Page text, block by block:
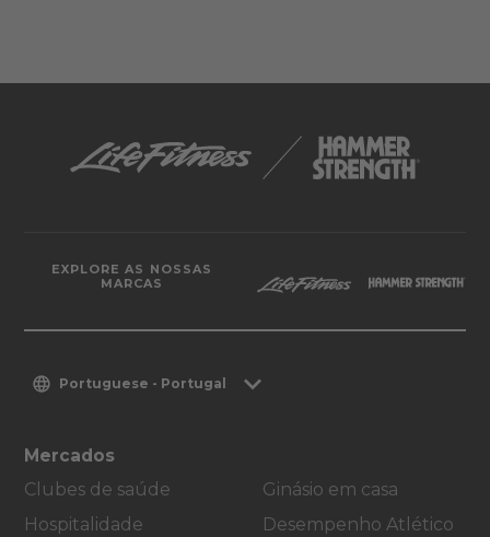
EXPLORE AS NOSSAS
MARCAS
Portuguese - Portugal
Mercados
Clubes de saúde
Hospitalidade
Ginásio em casa
Desempenho Atlético